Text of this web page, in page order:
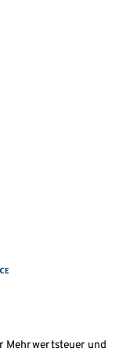
Mehrwertsteuer und